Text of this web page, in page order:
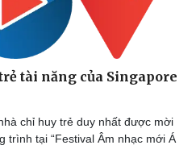
tài năng của Singapore
chỉ huy trẻ duy nhất được mời
trình tại “Festival Âm nhạc mới Á